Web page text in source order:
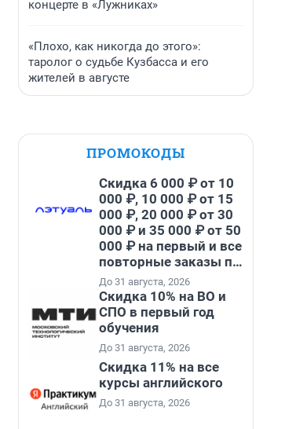
концерте в «Лужниках»
«Плохо, как никогда до этого»:
таролог о судьбе Кузбасса и его
жителей в августе
ПРОМОКОДЫ
Скидка 6 000 ₽ от 10
000 ₽, 10 000 ₽ от 15
000 ₽, 20 000 ₽ от 30
000 ₽ и 35 000 ₽ от 50
000 ₽ на первый и все
повторные заказы по
промокоду НАБЕРИ
До 31 августа, 2026
Скидка 10% на ВО и
СПО в первый год
обучения
До 31 августа, 2026
Скидка 11% на все
курсы английского
До 31 августа, 2026